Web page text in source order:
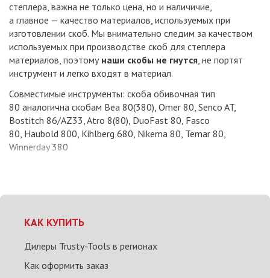
степлера, важна не только цена, но и наличичие,
а главное — качество материалов, используемых при
изготовлении скоб. Мы внимательно следим за качеством
используемых при производстве скоб для степлера
материалов, поэтому наши скобы не гнутся, не портят
инструмент и легко входят в материал.
Совместимые инструменты: скоба обивочная тип
80 аналогична скобам Bea 80(380), Omer 80, Senco AT,
Bostitch 86/AZ33, Atro 8(80), DuoFast 80, Fasco
80, Haubold 800, Kihlberg 680, Nikema 80, Temar 80,
Winnerday 380
КАК КУПИТЬ
Дилеры Trusty-Tools в регионах
Как оформить заказ